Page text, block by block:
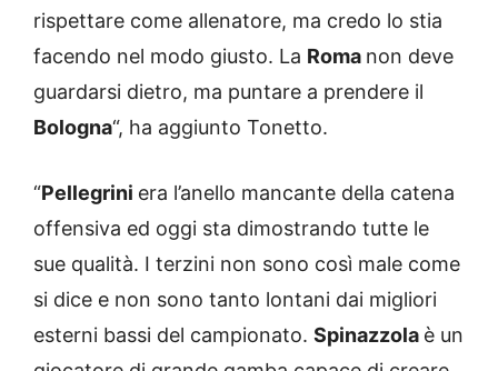
rispettare come allenatore, ma credo lo stia
facendo nel modo giusto. La Roma non deve
guardarsi dietro, ma puntare a prendere il
Bologna“, ha aggiunto Tonetto.
“Pellegrini era l’anello mancante della catena
offensiva ed oggi sta dimostrando tutte le
sue qualità. I terzini non sono così male come
si dice e non sono tanto lontani dai migliori
esterni bassi del campionato. Spinazzola è un